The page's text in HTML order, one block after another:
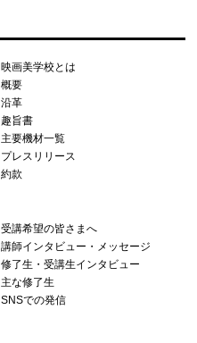
映画美学校とは
概要
沿革
趣旨書
主要機材一覧
プレスリリース
約款
受講希望の皆さまへ
講師インタビュー・メッセージ
修了生・受講生インタビュー
主な修了生
SNSでの発信